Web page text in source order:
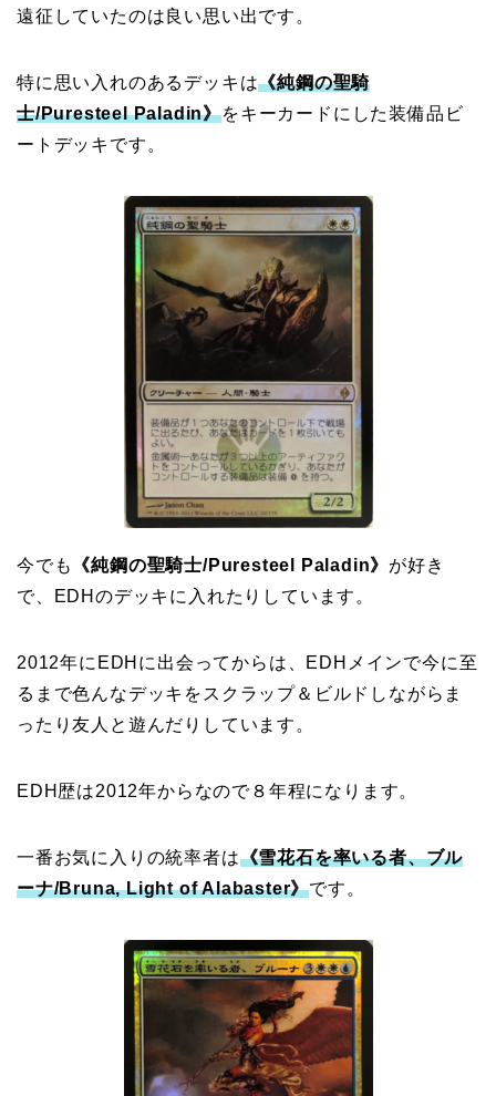
遠征していたのは良い思い出です。
特に思い入れのあるデッキは《純鋼の聖騎
士/Puresteel Paladin》をキーカードにした装備品ビ
ートデッキです。
今でも 《純鋼の聖騎士/Puresteel Paladin》 が好き
で、EDHのデッキに入れたりしています。
2012年にEDHに出会ってからは、EDHメインで今に至
るまで色んなデッキをスクラップ＆ビルドしながらま
ったり友人と遊んだりしています。
EDH歴は2012年からなので８年程になります。
一番お気に入りの統率者は《雪花石を率いる者、ブル
ーナ/Bruna, Light of Alabaster》です。